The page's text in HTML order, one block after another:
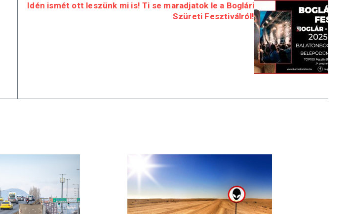
Idén ismét ott leszünk mi is! Ti se maradjatok le a Boglári
Szüreti Fesztiválról!